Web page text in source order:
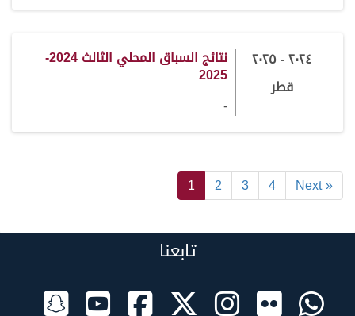
٢٠٢٤ - ٢٠٢٥
قطر
نتائج السباق المحلي الثالث 2024-
2025
-
1 2 3 4 Next »
تابعنا